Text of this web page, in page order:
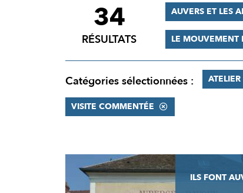
FILTRER
RÉSULTATS
34
RÉSULTATS
AUVERS ET LES
LE MOUVEMENT
Catégories sélectionnées : ATELIER
VISITE COMMENTÉE
RÉSULTATS
ILS FONT